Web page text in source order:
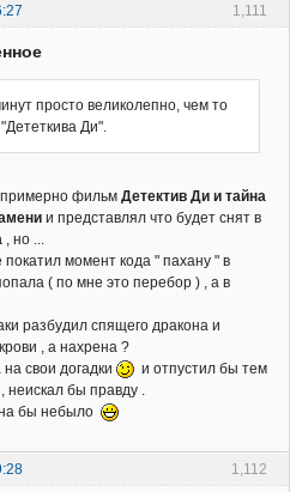
1,111
просто великолепно, чем то
Ди".
примерно фильм Детектив Ди и тайна
и представлял что будет снят в
, но ...
покатил момент кода " пахану " в
( по мне это перебор ) , а в
разбудил спящего дракона и
, а нахрена ?
свои догадки
и отпустил бы тем
бы правду .
бы небыло
1,112